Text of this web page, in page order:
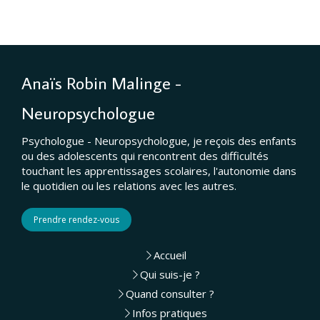
Anaïs Robin Malinge -
Neuropsychologue
Psychologue - Neuropsychologue, je reçois des enfants
ou des adolescents qui rencontrent des difficultés
touchant les apprentissages scolaires, l'autonomie dans
le quotidien ou les relations avec les autres.
Prendre rendez-vous
Accueil
Qui suis-je ?
Quand consulter ?
Infos pratiques